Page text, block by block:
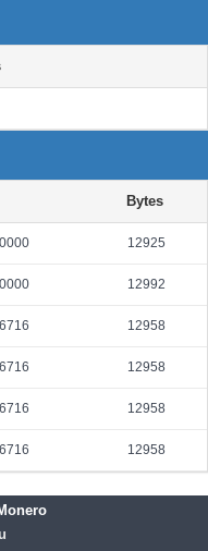
Bytes
12925
12992
12958
12958
12958
12958